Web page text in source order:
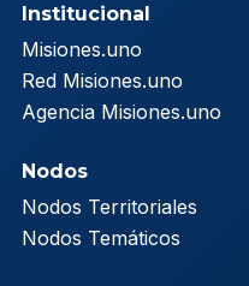
Institucional
Misiones.uno
Red Misiones.uno
Agencia Misiones.uno
Nodos
Nodos Territoriales
Nodos Temáticos